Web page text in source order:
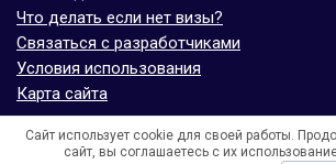
Что делать если нет визы?
Связаться с разработчиками
Условия использования
Карта сайта
© bigtrip.by,elijoviaje.es– 2014 - 2026
- 5.0 на основе 7 отзывов
Сайт использует cookie для своей работы.
сайт, вы соглашаетесь с их